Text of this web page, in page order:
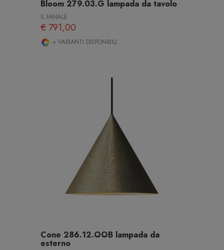
Bloom 279.03.G lampada da tavolo
IL FANALE
€ 791,00
+ VARIANTI DISPONIBILI
Cone 286.12.OOB lampada da
esterno